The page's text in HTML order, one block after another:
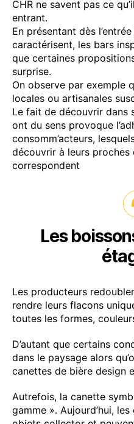
CHR ne savent pas ce
entrant.
En présentant dès
caractérisent, les bars
que certaines
surprise.
On observe par exemple
locales ou artisanales
Le fait de découvrir dans
ont du sens provoque
consomm’acteurs,
découvrir à leurs
correspondent
Les
Les producteurs
rendre leurs flacons
toutes les formes,
D’autant que certains
dans le paysage alors
canettes de bière design
Autrefois, la canette
gamme ». Aujourd’hui,